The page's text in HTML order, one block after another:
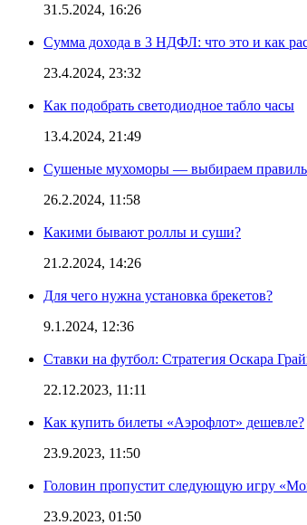
31.5.2024, 16:26
Сумма дохода в 3 НДФЛ: что это и как
23.4.2024, 23:32
Как подобрать светодиодное табло часы
13.4.2024, 21:49
Сушеные мухоморы — выбираем
26.2.2024, 11:58
Какими бывают роллы и суши?
21.2.2024, 14:26
Для чего нужна установка брекетов?
9.1.2024, 12:36
Ставки на футбол: Стратегия Оскара
22.12.2023, 11:11
Как купить билеты «Аэрофлот» дешевле?
23.9.2023, 11:50
Головин пропустит следующую игру
23.9.2023, 01:50